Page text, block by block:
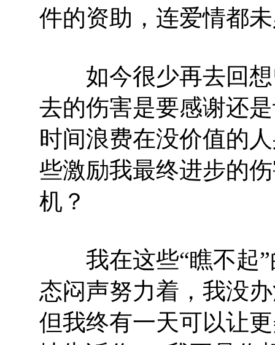
件的资助，连爱情都
如今很少再去回想
去的伤害是要感谢还
时间浪费在没价值的
些激励我最终进步的
机？
我在这些“瞧不起”
态闷声努力着，我没
但我终有一天可以让